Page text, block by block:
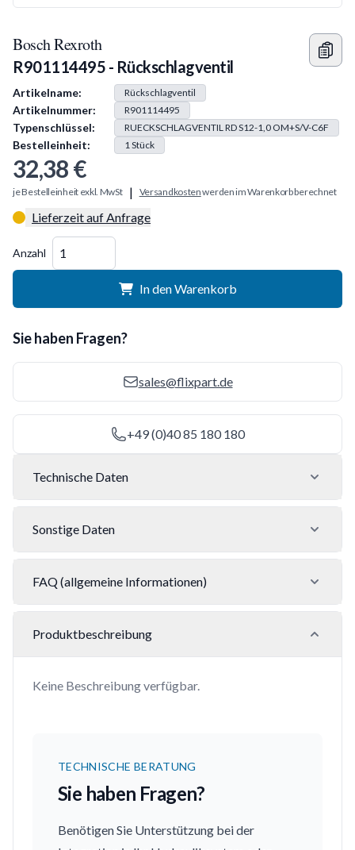
Bosch Rexroth
R901114495 - Rückschlagventil
Produkt Information
Artikelname: Rückschlagventil
Artikelnummer: R901114495
Typenschlüssel: RUECKSCHLAGVENTIL RD S12-1,0 OM+S/V-C6F
Bestelleinheit: 1Stück
32,38 €
je Bestelleinheit exkl. MwSt | Versandkostenwerden im Warenkorb berechnet
Lieferzeit auf Anfrage
Anzahl
In den Warenkorb
Sie haben Fragen?
sales@flixpart.de
+49 (0)40 85 180 180
Technische Daten
Sonstige Daten
FAQ (allgemeine Informationen)
Produktbeschreibung
Keine Beschreibung verfügbar.
TECHNISCHE BERATUNG
Sie haben Fragen?
Benötigen Sie Unterstützung bei der